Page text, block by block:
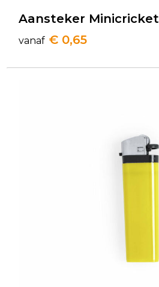
Aansteker Minicricket
vanaf € 0,65